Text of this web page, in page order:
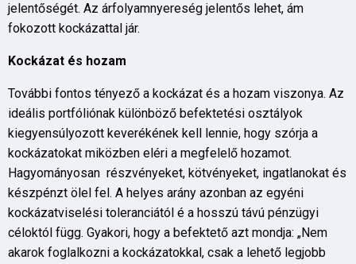
jelentőségét. Az árfolyamnyereség jelentős lehet, ám
fokozott kockázattal jár.
Kockázat és hozam
További fontos tényező a kockázat és a hozam viszonya. Az
ideális portfóliónak különböző befektetési osztályok
kiegyensúlyozott keverékének kell lennie, hogy szórja a
kockázatokat miközben eléri a megfelelő hozamot.
Hagyományosan részvényeket, kötvényeket, ingatlanokat és
készpénzt ölel fel. A helyes arány azonban az egyéni
kockázatviselési toleranciától é a hosszú távú pénzügyi
céloktól függ. Gyakori, hogy a befektető azt mondja: „Nem
akarok foglalkozni a kockázatokkal, csak a lehető legjobb